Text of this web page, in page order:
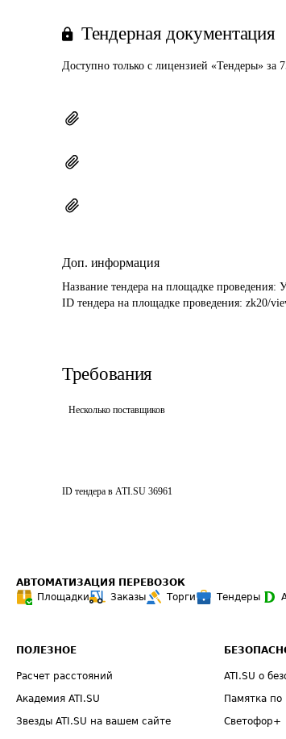
Тендерная документация
Доступно только с лицензией «Тендеры» за
Доп. информация
Название тендера на площадке проведения:
ID тендера на площадке проведения: zk20/
Требования
Несколько поставщиков
ID тендера в ATI.SU 36961
АВТОМАТИЗАЦИЯ ПЕРЕВОЗОК
Площадки
Заказы Торги Тендеры
ПОЛЕЗНОЕ
Расчет расстояний
Академия ATI.SU
Звезды ATI.SU на вашем сайте
ATI.SU о
Памятка по
Светофор+